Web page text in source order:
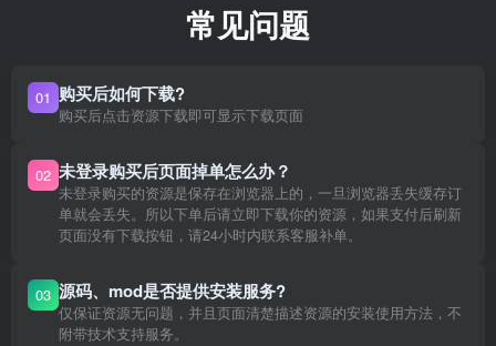
常见问题
01 购买后如何下载?
购买后点击资源下载即可显示下载页面
02 未登录购买后页面掉单怎么办？
未登录购买的资源是保存在浏览器上的，一旦浏览器丢失缓存订
单就会丢失。所以下单后请立即下载你的资源，如果支付后刷新
页面没有下载按钮，请24小时内联系客服补单。
03 源码、mod是否提供安装服务?
仅保证资源无问题，并且页面清楚描述资源的安装使用方法，不
附带技术支持服务。